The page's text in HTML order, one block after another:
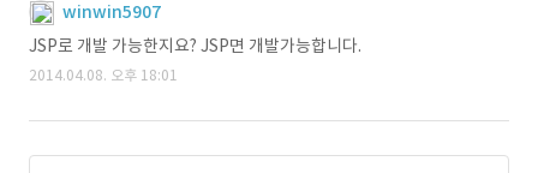
winwin5907
JSP로 개발 가능한지요? JSP면 개발가능합니다.
2014.04.08. 오후 18:01